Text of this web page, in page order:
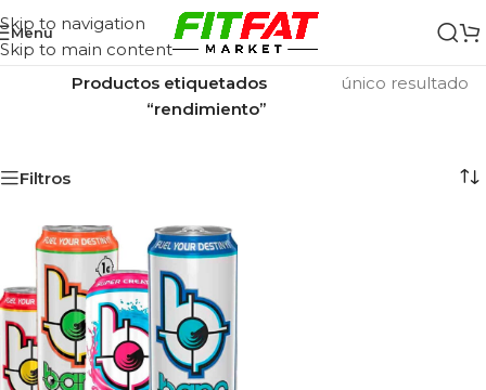
Skip to navigation
Skip to main content
Menu
Inicio/
Productos etiquetados
“rendimiento”
único resultado
Filtros